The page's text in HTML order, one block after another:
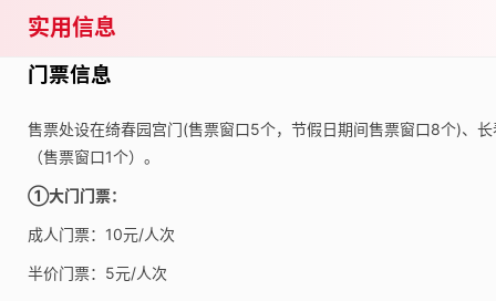
实用信息
门票信息
售票处设在绮春园宫门(售票窗口5个，节假日期间售票窗口8个)、
（售票窗口1个）。
①大门门票：
成人门票：10元/人次
半价门票：5元/人次